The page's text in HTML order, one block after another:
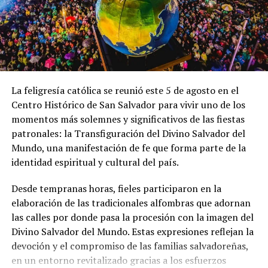
La laguna de Olomega, ideal para disfrutar sus aguas
apacibles
La feligresía católica se reunió este 5 de agosto en el
Centro Histórico de San Salvador para vivir uno de los
momentos más solemnes y significativos de las fiestas
patronales: la Transfiguración del Divino Salvador del
Mundo, una manifestación de fe que forma parte de la
identidad espiritual y cultural del país.
Desde tempranas horas, fieles participaron en la
elaboración de las tradicionales alfombras que adornan
las calles por donde pasa la procesión con la imagen del
Divino Salvador del Mundo. Estas expresiones reflejan la
devoción y el compromiso de las familias salvadoreñas,
en un entorno revitalizado gracias a los esfuerzos